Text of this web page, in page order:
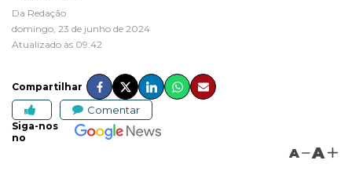
Da Redação
domingo, 23 de junho de 2024
Atualizado às 09:42
Compartilhar
Comentar
Siga-nos
no
A A